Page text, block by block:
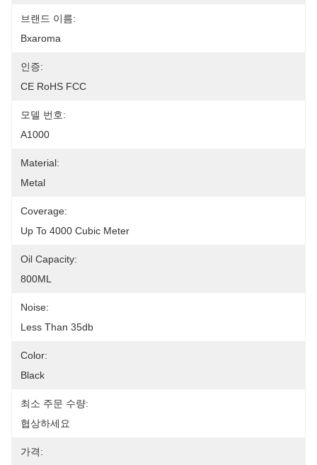
브랜드 이름:
Bxaroma
인증:
CE RoHS FCC
모델 번호:
A1000
Material:
Metal
Coverage:
Up To 4000 Cubic Meter
Oil Capacity:
800ML
Noise:
Less Than 35db
Color:
Black
최소 주문 수량:
협상하세요
가격: